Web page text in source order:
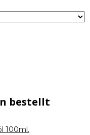
bestellt